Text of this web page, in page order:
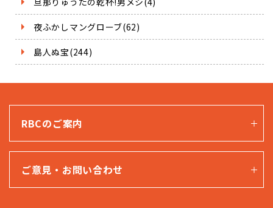
夜ふかしマングローブ(62)
島人ぬ宝(244)
RBCのご案内
ご意見・お問い合わせ